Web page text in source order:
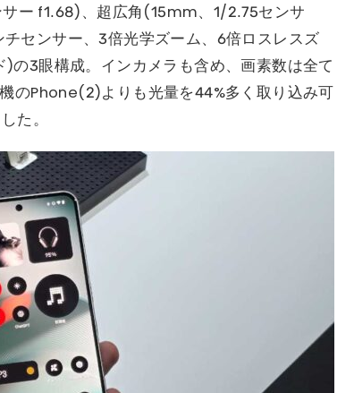
ー f1.68)、超広角(15mm、1/2.75センサ
センサー、3倍光学ズーム、6倍ロスレスズ
の3眼構成。インカメラも含め、画素数は全て
のPhone(2)よりも光量を44%多く取り込み可
た。